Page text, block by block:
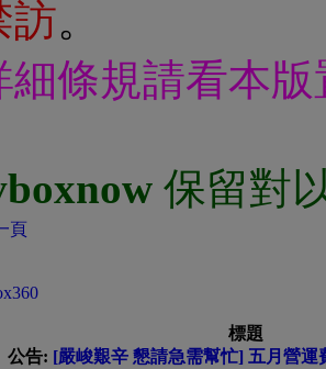
訪。
細條規請看本
保留對
頁
標題
公告: [嚴峻艱辛 懇請急需幫忙] 五月營運